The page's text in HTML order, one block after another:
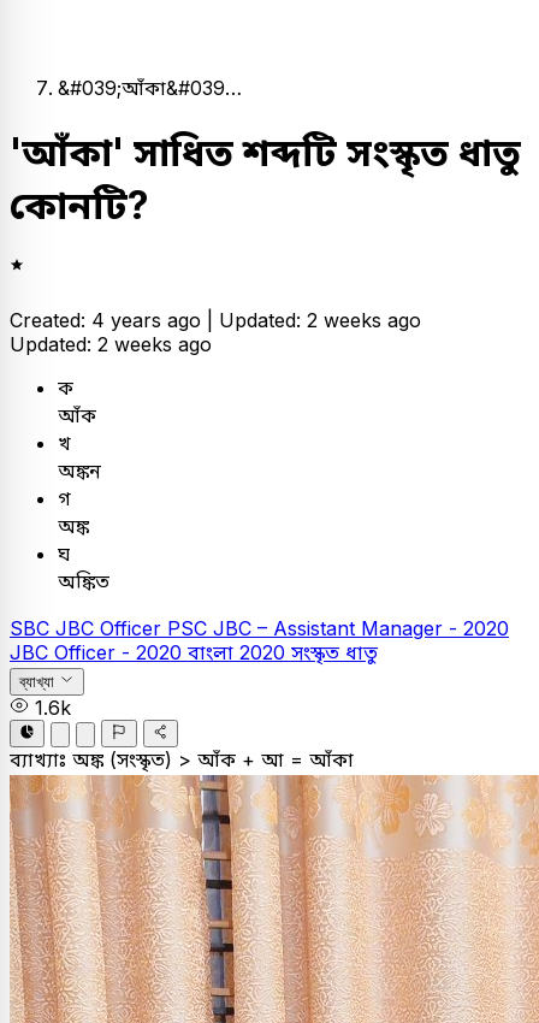
&#039;আঁকা&#039…
'আঁকা' সাধিত শব্দটি সংস্কৃত ধাতু
কোনটি?
Created: 4 years ago | Updated: 2 weeks ago
Updated: 2 weeks ago
ক
আঁক
খ
অঙ্কন
গ
অঙ্ক
ঘ
অঙ্কিত
SBC JBC Officer PSC JBC – Assistant Manager - 2020
JBC Officer - 2020 বাংলা 2020 সংস্কৃত ধাতু
ব্যাখ্যা
1.6k
ব্যাখ্যাঃ অঙ্ক (সংস্কৃত) > আঁক + আ = আঁকা